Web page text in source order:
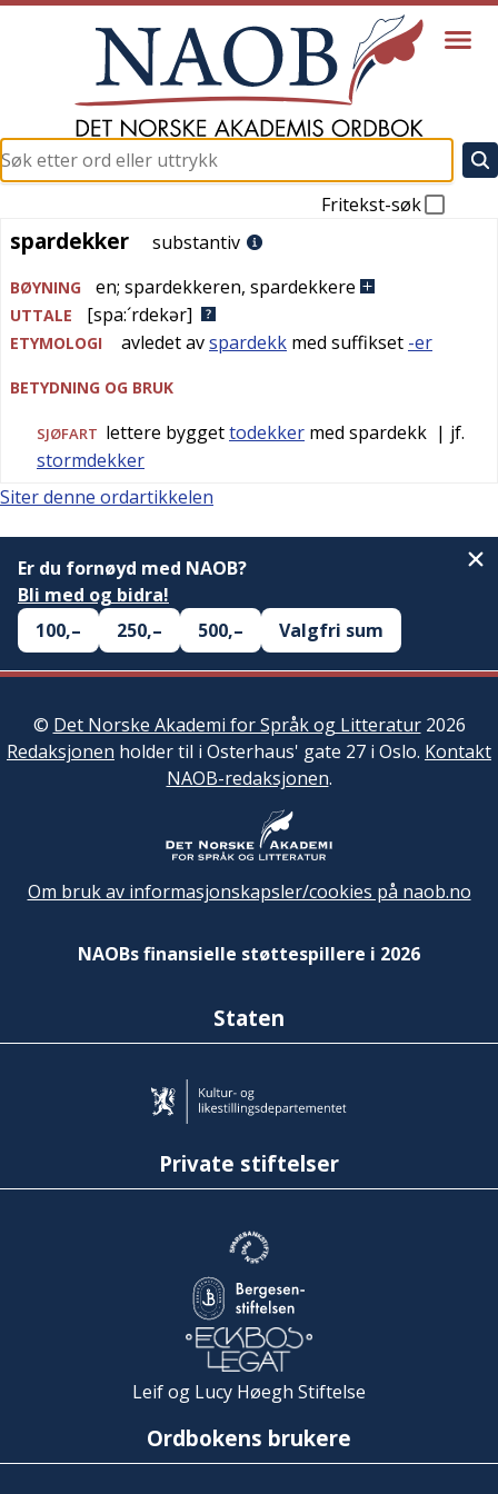
Fritekst-søk
spardekker
spardekker substantiv
BØYNING en; spardekkeren, spardekkere
UTTALE [spa:´rdekər]
ETYMOLOGI avledet avspardekk med suffikset -er
BETYDNING OG BRUK
SJØFART lettere byggettodekker med spardekk | jf.
stormdekker
Siter denne ordartikkelen
Er du fornøyd med NAOB?
Bli med og bidra!
100,–
250,– 500,– Valgfri sum
© Det Norske Akademi for Språk og Litteratur2026
Redaksjonen holder til i Osterhaus' gate 27 i Oslo. Kontakt
NAOB-redaksjonen.
Om bruk av informasjonskapsler/cookies på naob.no
NAOBs finansielle støttespillere i 2026
Staten
Private stiftelser
Leif og Lucy Høegh Stiftelse
Ordbokens brukere